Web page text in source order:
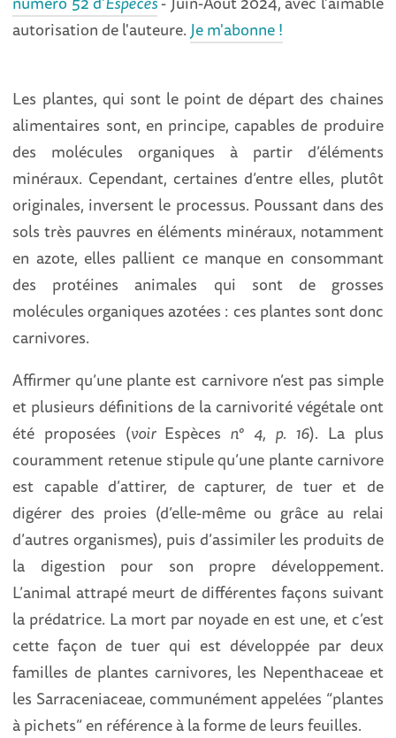
autorisation de l'auteure. Je m'abonne !
Les plantes, qui sont le point de départ des chaines
alimentaires sont, en principe, capables de produire
des molécules organiques à partir d’éléments
minéraux. Cependant, certaines d’entre elles, plutôt
originales, inversent le processus. Poussant dans des
sols très pauvres en éléments minéraux, notamment
en azote, elles pallient ce manque en consommant
des protéines animales qui sont de grosses
molécules organiques azotées : ces plantes sont donc
carnivores.
Affirmer qu’une plante est carnivore n’est pas simple
et plusieurs définitions de la carnivorité végétale ont
été proposées (voir Espèces n° 4, p. 16). La plus
couramment retenue stipule qu’une plante carnivore
est capable d’attirer, de capturer, de tuer et de
digérer des proies (d’elle-même ou grâce au relai
d’autres organismes), puis d’assimiler les produits de
la digestion pour son propre développement.
L’animal attrapé meurt de différentes façons suivant
la prédatrice. La mort par noyade en est une, et c’est
cette façon de tuer qui est développée par deux
familles de plantes carnivores, les Nepenthaceae et
les Sarraceniaceae, communément appelées “plantes
à pichets” en référence à la forme de leurs feuilles.